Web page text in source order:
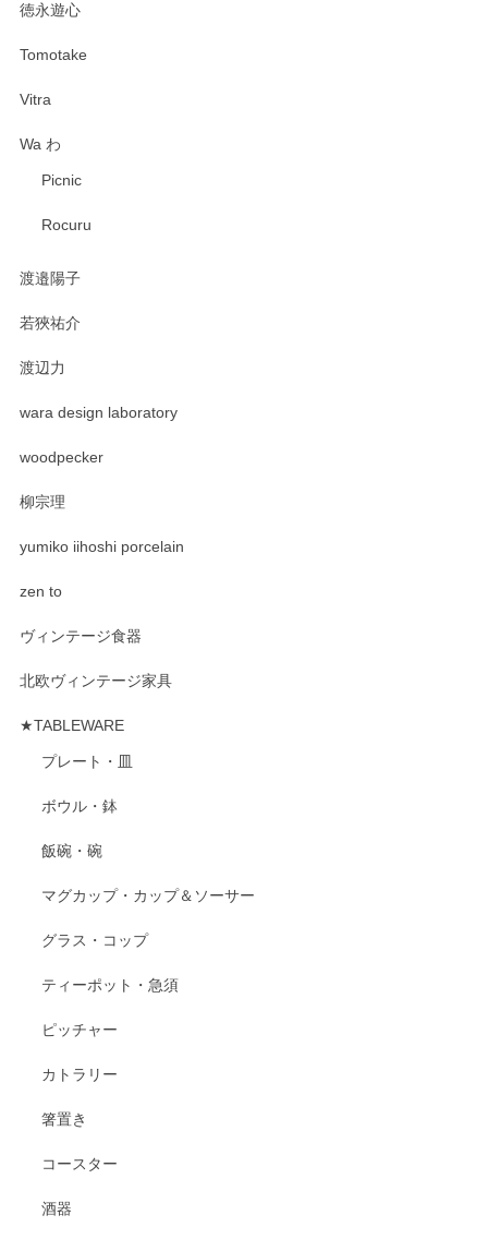
徳永遊心
Tomotake
Vitra
Wa わ
Picnic
Rocuru
渡邉陽子
若狹祐介
渡辺力
wara design laboratory
woodpecker
柳宗理
yumiko iihoshi porcelain
zen to
ヴィンテージ食器
北欧ヴィンテージ家具
★TABLEWARE
プレート・皿
ボウル・鉢
飯碗・碗
マグカップ・カップ＆ソーサー
グラス・コップ
ティーポット・急須
ピッチャー
カトラリー
箸置き
コースター
酒器